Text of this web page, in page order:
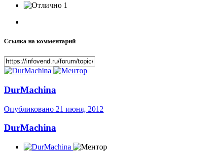
1
Ссылка на комментарий
DurMachina
Опубликовано 21 июня, 2012
DurMachina